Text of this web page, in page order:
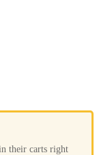
their carts right